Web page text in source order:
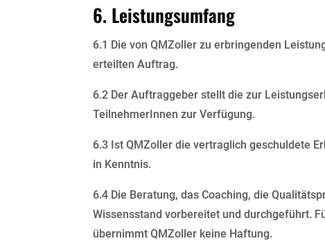
6. Leistungsumfang
6.1 Die von QMZoller zu erbringenden
erteilten Auftrag.
6.2 Der Auftraggeber stellt die zur
TeilnehmerInnen zur Verfügung.
6.3 Ist QMZoller die vertraglich geschuldete
in Kenntnis.
6.4 Die Beratung, das Coaching, die
Wissensstand vorbereitet und durchgeführt.
übernimmt QMZoller keine Haftung.